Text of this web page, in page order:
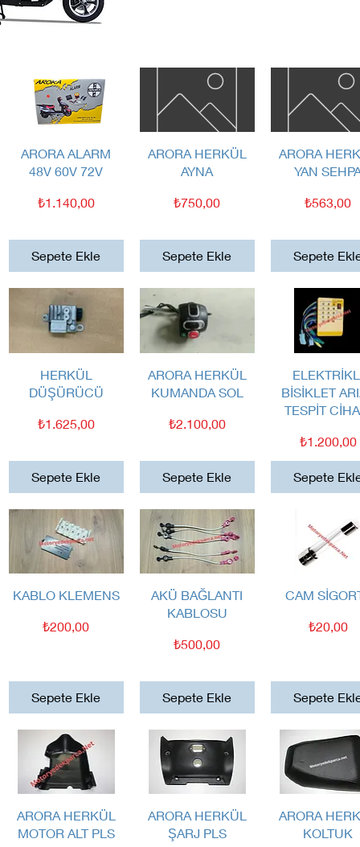
Hızlı Bakış
ARORA ALARM
48V 60V 72V
Fiyat
₺1.140,00
Sepete Ekle
Hızlı Bakış
ARORA HERKÜL
AYNA
Fiyat
₺750,00
Sepete Ekle
Hızlı Bakış
ARORA
YAN
Fiyat
₺563,00
Sepete
Hızlı Bakış
HERKÜL
DÜŞÜRÜCÜ
Fiyat
₺1.625,00
Sepete Ekle
Hızlı Bakış
ARORA HERKÜL
KUMANDA SOL
Fiyat
₺2.100,00
Sepete Ekle
Hızlı Bakış
BİSİKLET
TESPİT
Fiyat
₺1.200,00
Sepete
Hızlı Bakış
KABLO KLEMENS
Fiyat
₺200,00
Sepete Ekle
Hızlı Bakış
AKÜ BAĞLANTI
KABLOSU
Fiyat
₺500,00
Sepete Ekle
Hızlı Bakış
CAM
Fiyat
₺20,00
Sepete
Hızlı Bakış
ARORA HERKÜL
MOTOR ALT PLS
Hızlı Bakış
ARORA HERKÜL
ŞARJ PLS
Hızlı Bakış
ARORA
KOLTUK